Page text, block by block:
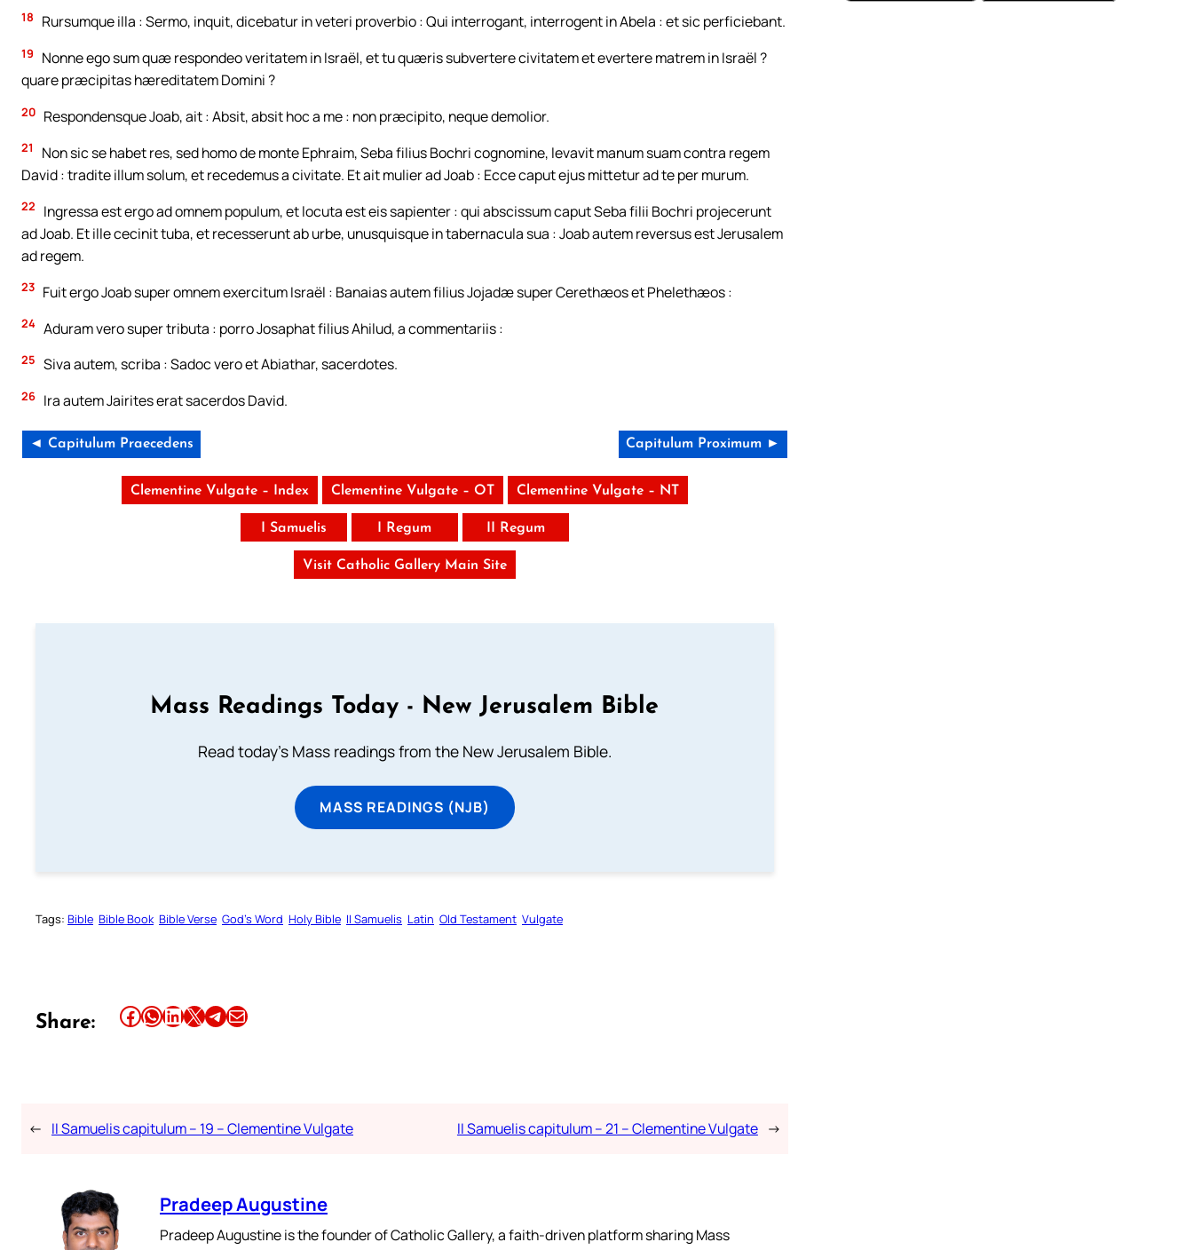
18 Rursumque illa : Sermo, inquit, dicebatur in veteri proverbio : Qui interrogant, interrogent in Abela : et sic perficiebant.
19
Nonne ego sum quæ respondeo veritatem in Israël, et tu quæris subvertere civitatem et evertere matrem in Israël ?
quare præcipitas hæreditatem Domini ?
20 Respondensque Joab, ait : Absit, absit hoc a me : non præcipito, neque demolior.
21
Non sic se habet res, sed homo de monte Ephraim, Seba filius Bochri cognomine, levavit manum suam contra regem
David : tradite illum solum, et recedemus a civitate. Et ait mulier ad Joab : Ecce caput ejus mittetur ad te per murum.
22
Ingressa est ergo ad omnem populum, et locuta est eis sapienter : qui abscissum caput Seba filii Bochri projecerunt
ad Joab. Et ille cecinit tuba, et recesserunt ab urbe, unusquisque in tabernacula sua : Joab autem reversus est Jerusalem
ad regem.
23 Fuit ergo Joab super omnem exercitum Israël : Banaias autem filius Jojadæ super Cerethæos et Phelethæos :
24 Aduram vero super tributa : porro Josaphat filius Ahilud, a commentariis :
25 Siva autem, scriba : Sadoc vero et Abiathar, sacerdotes.
26 Ira autem Jairites erat sacerdos David.
◄ Capitulum Praecedens Capitulum Proximum ►
Clementine Vulgate – Index Clementine Vulgate – OT Clementine Vulgate – NT
I Samuelis I Regum II Regum
Visit Catholic Gallery Main Site
Mass Readings Today - New Jerusalem Bible
Read today's Mass readings from the New Jerusalem Bible.
MASS READINGS (NJB)
Tags: Bible Bible Book Bible Verse God’s Word Holy Bible II Samuelis Latin Old Testament Vulgate
Share: Share this article on Facebook Share this article on WhatsApp Share this article on LinkedIn Share this article on X Share this article on TelegramEmail this Article
← II Samuelis capitulum – 19 – Clementine Vulgate II Samuelis capitulum – 21 – Clementine Vulgate →
Pradeep Augustine
Pradeep Augustine is the founder of Catholic Gallery, a faith-driven platform sharing Mass